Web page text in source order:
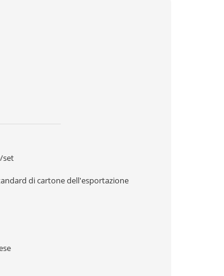
set
di cartone dell'esportazione